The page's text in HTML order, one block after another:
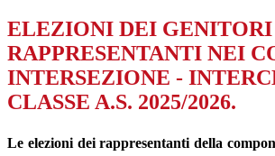
ELEZIONI DEI GENITORI
RAPPRESENTANTI NEI
INTERSEZIONE -
CLASSE A.S. 2025/2026.
Le elezioni dei rappresentanti della